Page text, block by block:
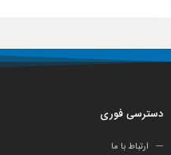
دسترسی فوری
ارتباط با ما